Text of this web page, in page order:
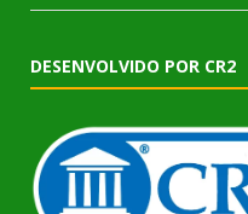
DESENVOLVIDO POR CR2